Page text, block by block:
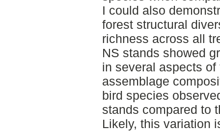
I could also
forest structural
richness across all
NS stands showed
in several aspects
assemblage
bird species
stands compared to
Likely, this variation